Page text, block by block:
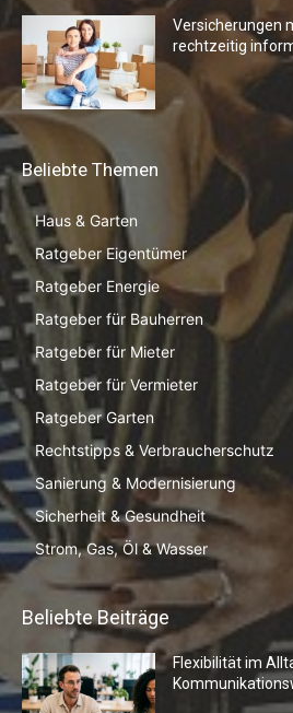
Versicherungen
rechtzeitig
Beliebte Themen
Haus & Garten
Ratgeber Eigentümer
Ratgeber Energie
Ratgeber für Bauherren
Ratgeber für Mieter
Ratgeber für Vermieter
Ratgeber Garten
Rechtstipps & Verbraucherschutz
Sanierung & Modernisierung
Sicherheit & Gesundheit
Strom, Gas, Öl & Wasser
Beliebte Beiträge
Flexibilität im